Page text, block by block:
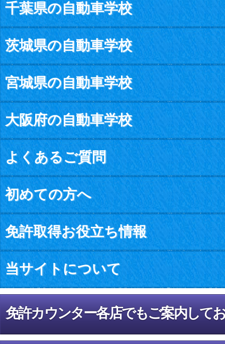
千葉県の自動車学校
茨城県の自動車学校
宮城県の自動車学校
大阪府の自動車学校
よくあるご質問
初めての方へ
免許取得お役立ち情報
当サイトについて
免許カウンター各店でもご案内して